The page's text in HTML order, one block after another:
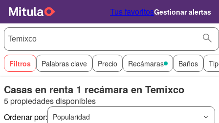
Tus favoritosGestionar alertas
Filtros Palabras clave Precio Recámaras Baños
Casas en renta 1 recámara en Temixco
5 propiedades disponibles
Ordenar por:
Popularidad